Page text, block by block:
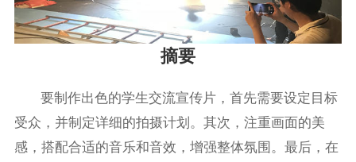
摘要
要制作出色的学生交流宣传片，首先需要设定目标
受众，并制定详细的拍摄计划。其次，注重画面的美
感，搭配合适的音乐和音效，增强整体氛围。最后，在